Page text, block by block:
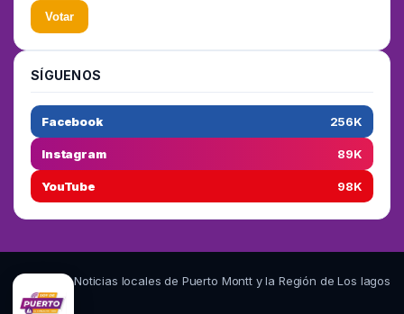
Votar
SÍGUENOS
Facebook 256K
Instagram 89K
YouTube 98K
Noticias locales de Puerto Montt y la Región de Los lagos